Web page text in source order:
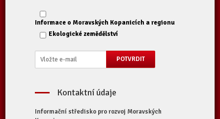
Informace o Moravských Kopanicích a regionu
Ekologické zemědělství
Kontaktní údaje
Informační středisko pro rozvoj Moravských